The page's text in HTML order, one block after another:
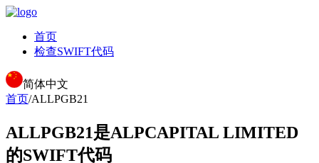
首页
检查SWIFT代码
简体中文
首页/ALLPGB21
ALLPGB21是ALPCAPITAL LIMITED
的SWIFT代码